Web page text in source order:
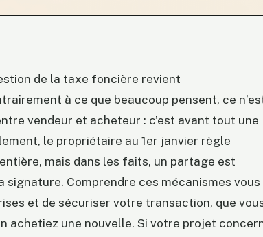
de la taxe foncière revient
à ce que beaucoup pensent, ce
vendeur et acheteur : c’est avant tout une
le propriétaire au 1er janvier règle
mais dans les faits, un partage est
Comprendre ces mécanismes vous
et de sécuriser votre transaction, que
achetiez une nouvelle. Si votre projet